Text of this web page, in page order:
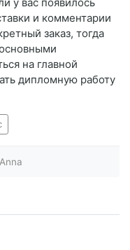
у вас появилось
и комментарии
заказ, тогда
на главной
дипломную работу
Anna